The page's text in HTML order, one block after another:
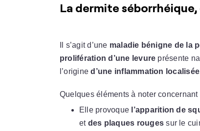
La dermite séborrhéique,
Il s’agit d’une maladie bénigne de la
prolifération d’une levure présente
l’origined’une inflammation
Quelques éléments à noter
Elle provoque l’apparition de
et des plaques rouges sur le